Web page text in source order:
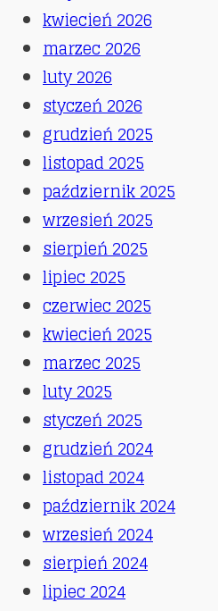
kwiecień 2026
marzec 2026
luty 2026
styczeń 2026
grudzień 2025
listopad 2025
październik 2025
wrzesień 2025
sierpień 2025
lipiec 2025
czerwiec 2025
kwiecień 2025
marzec 2025
luty 2025
styczeń 2025
grudzień 2024
listopad 2024
październik 2024
wrzesień 2024
sierpień 2024
lipiec 2024